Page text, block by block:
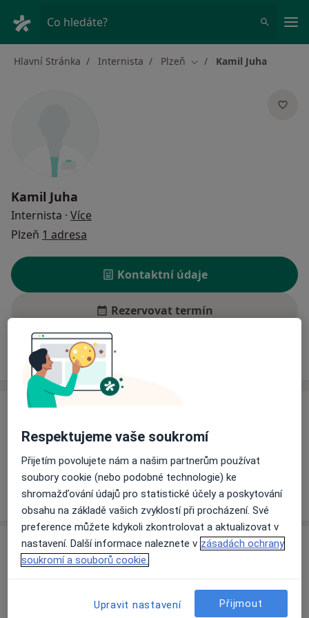
Co hledáte?
Hlavní Stránka Internista Plzeň Změna města
Kamil Juha
Kamil Juha
Internista · Více
Plzeň 1 adresa
Kontaktní údaje
Rezervovat termín
Ceník
Informace o službách a cenách nejsou k dispozici
Tento specialista ještě nepřidával žádné informace o
svých službách.
Adresa
Respektujeme vaše soukromí
Přijetím povolujete nám a našim partnerům používat
soubory cookie (nebo podobné technologie) ke
shromažďování údajů pro statistické účely a poskytování
obsahu na základě vašich zvyklostí při procházení. Své
preference můžete kdykoli zkontrolovat a aktualizovat v
nastavení. Další informace naleznete v zásadách ochrany
soukromí a souborů cookie.
Upravit nastavení Přijmout